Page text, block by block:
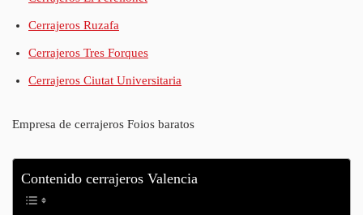
Cerrajeros Ruzafa
Cerrajeros Tres Forques
Cerrajeros Ciutat Universitaria
Empresa de cerrajeros Foios baratos
Contenido cerrajeros Valencia